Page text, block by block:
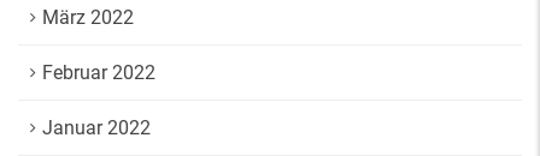
März 2022
Februar 2022
Januar 2022